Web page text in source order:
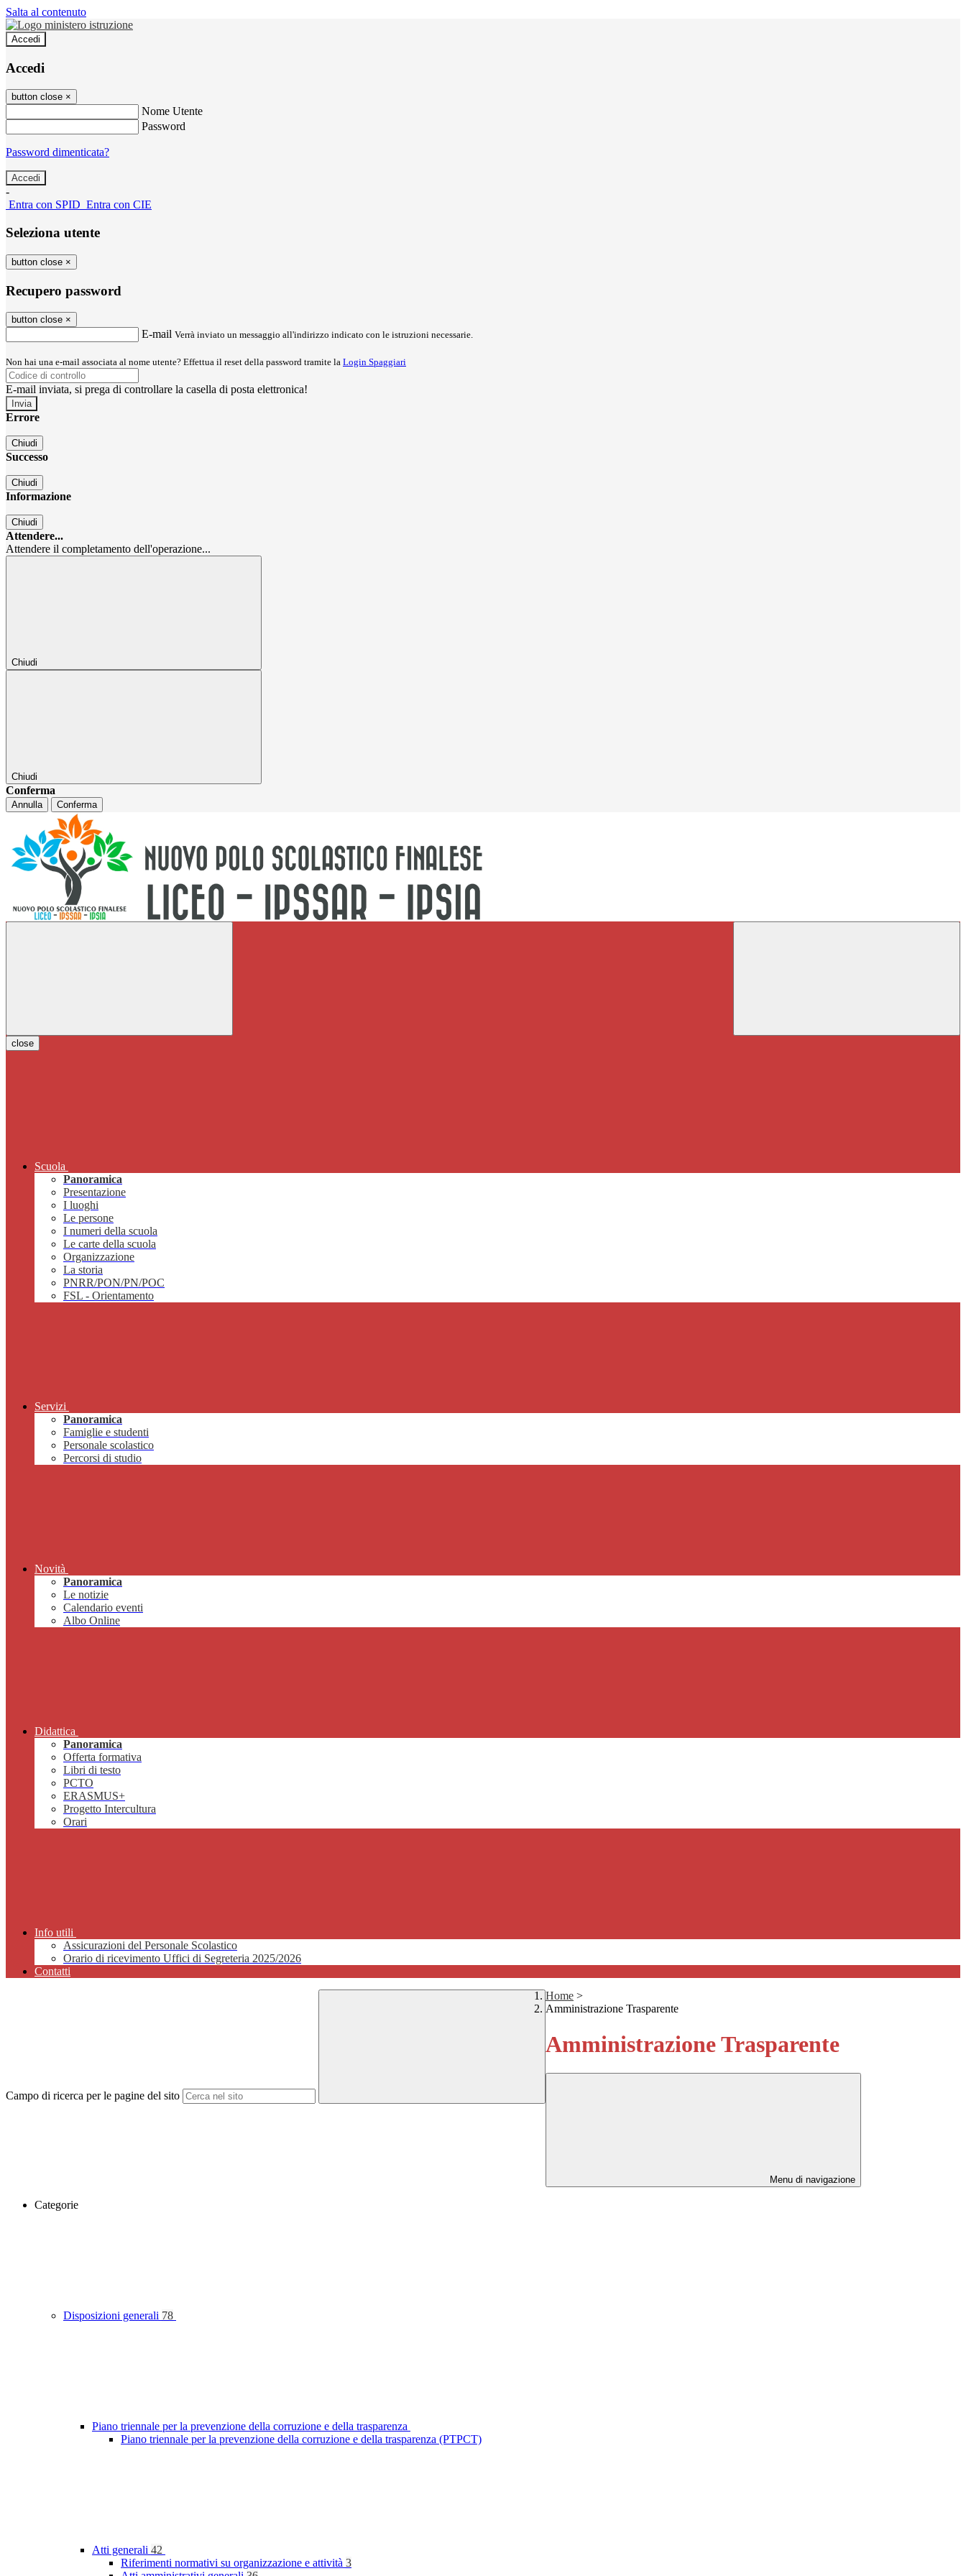
Salta al contenuto
Accedi
Accedi
button close ×
Nome Utente
Password
Password dimenticata?
-
Entra con SPID Entra con CIE
Seleziona utente
button close ×
Recupero password
button close ×
E-mail Verrà inviato un messaggio all'indirizzo indicato con le istruzioni necessarie.
Non hai una e-mail associata al nome utente? Effettua il reset della password tramite la Login Spaggiari
E-mail inviata, si prega di controllare la casella di posta elettronica!
Errore
Chiudi
Successo
Chiudi
Informazione
Chiudi
Attendere...
Attendere il completamento dell'operazione...
Chiudi
Chiudi
Conferma
Annulla Conferma
close
Scuola
Panoramica
Presentazione
I luoghi
Le persone
I numeri della scuola
Le carte della scuola
Organizzazione
La storia
PNRR/PON/PN/POC
FSL - Orientamento
Servizi
Panoramica
Famiglie e studenti
Personale scolastico
Percorsi di studio
Novità
Panoramica
Le notizie
Calendario eventi
Albo Online
Didattica
Panoramica
Offerta formativa
Libri di testo
PCTO
ERASMUS+
Progetto Intercultura
Orari
Info utili
Assicurazioni del Personale Scolastico
Orario di ricevimento Uffici di Segreteria 2025/2026
Contatti
Campo di ricerca per le pagine del sito
Home >
Amministrazione Trasparente
Amministrazione Trasparente
Menu di navigazione
Categorie
Disposizioni generali 78
Piano triennale per la prevenzione della corruzione e della trasparenza
Piano triennale per la prevenzione della corruzione e della trasparenza (PTPCT)
Atti generali 42
Riferimenti normativi su organizzazione e attività 3